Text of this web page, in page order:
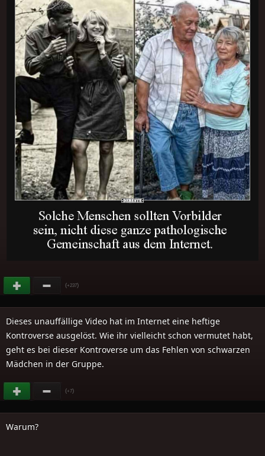
(+237)
Dieses unauffällige Video hat im Internet eine heftige
Kontroverse ausgelöst. Wie ihr vielleicht schon vermutet habt,
geht es bei dieser Kontroverse um das Fehlen von schwarzen
Mädchen in der Gruppe.
(+7)
Warum?